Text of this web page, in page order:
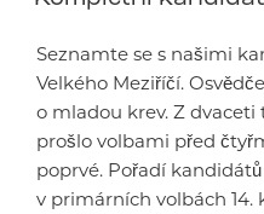
Seznamte se s našimi
Velkého Meziříčí.
o mladou krev. Z dvaceti
prošlo volbami před
poprvé. Pořadí
v primárních volbách 14.